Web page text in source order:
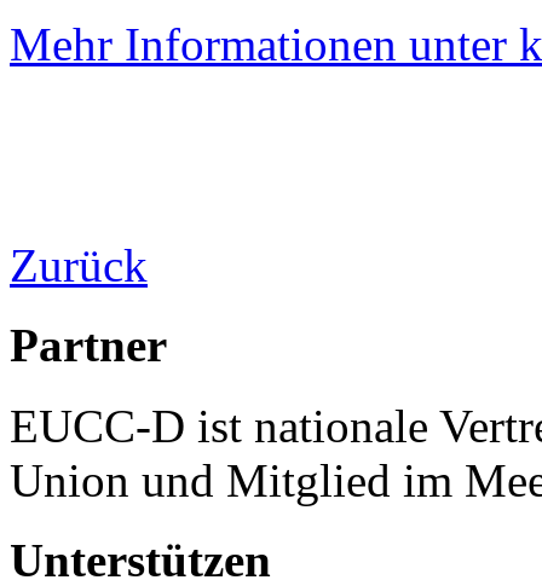
Mehr Informationen unter
Zurück
Partner
EUCC-D ist nationale
Union und Mitglied im
Unterstützen